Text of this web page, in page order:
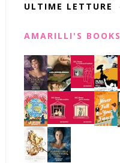
ULTIME LETTURE
AMARILLI'S BOOKS